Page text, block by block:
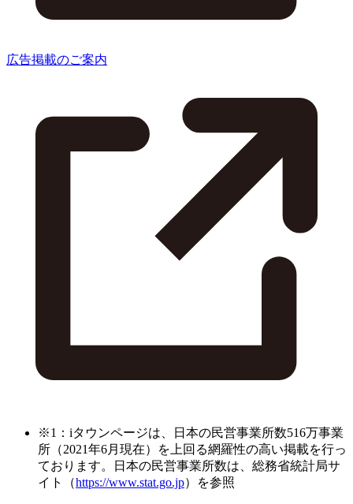
広告掲載のご案内
※1：iタウンページは、日本の民営事業所数516万事業
所（2021年6月現在）を上回る網羅性の高い掲載を行っ
ております。日本の民営事業所数は、総務省統計局サ
イト（https://www.stat.go.jp）を参照